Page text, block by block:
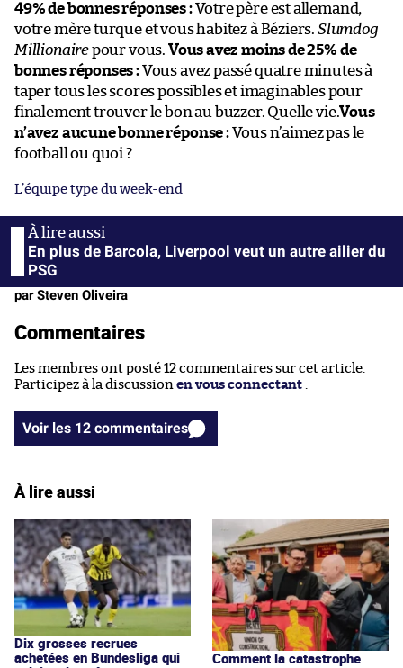
49% de bonnes réponses :Votre père est allemand,
votre mère turque et vous habitez à Béziers. Slumdog
Millionairepour vous. Vous avez moins de 25% de
bonnes réponses :Vous avez passé quatre minutes à
taper tous les scores possibles et imaginables pour
finalement trouver le bon au buzzer. Quelle vie.Vous
n’avez aucune bonne réponse :Vous n’aimez pas le
football ou quoi ?
L’équipe type du week-end
En plus de Barcola, Liverpool veut un autre ailier du
PSG
par Steven Oliveira
Commentaires
Les membres ont posté 12 commentaires sur cet article.
Participez à la discussion en vous connectant .
Voir les 12 commentaires
À lire aussi
Dix grosses recrues
achetées en Bundesliga qui
Comment la catastrophe